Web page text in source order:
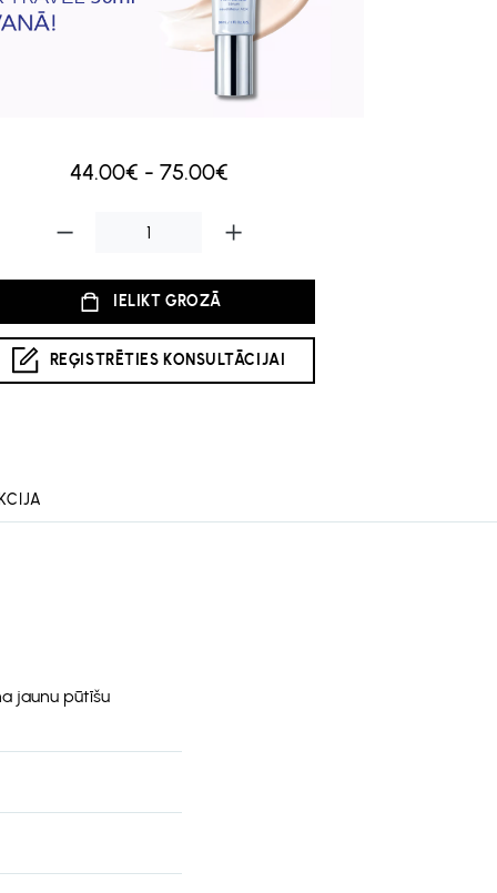
44.00€ - 75.00€
IELIKT GROZĀ
REĢISTRĒTIES KONSULTĀCIJAI
jaunu pūtīšu